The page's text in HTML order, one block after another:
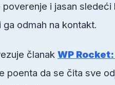
i jasan
odmah na kontakt.
članak WP
poenta da se čita sve